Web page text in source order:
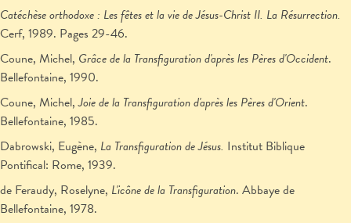
Catéchèse orthodoxe : Les fêtes et la vie de Jésus-Christ II. La Résurrection.
Cerf, 1989. Pages 29-46.
Coune, Michel, Grâce de la Transfiguration d'après les Pères d'Occident.
Bellefontaine, 1990.
Coune, Michel,Joie de la Transfiguration d'après les Pères d'Orient.
Bellefontaine, 1985.
Dabrowski, Eugène, La Transfiguration de Jésus. Institut Biblique
Pontifical: Rome, 1939.
de Feraudy, Roselyne, L'icône de la Transfiguration. Abbaye de
Bellefontaine, 1978.